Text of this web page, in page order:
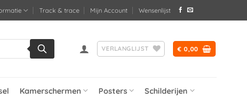
Track & trace Mijn Account Wensenlijst
VERLANGLIJST € 0,00
Kamerschermen Posters Schilderijen